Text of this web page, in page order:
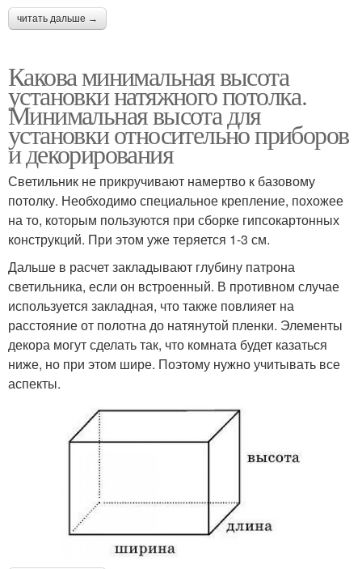
читать дальше →
Какова минимальная высота
установки натяжного потолка.
Минимальная высота для
установки относительно приборов
и декорирования
Светильник не прикручивают намертво к базовому
потолку. Необходимо специальное крепление, похожее
на то, которым пользуются при сборке гипсокартонных
конструкций. При этом уже теряется 1-3 см.
Дальше в расчет закладывают глубину патрона
светильника, если он встроенный. В противном случае
используется закладная, что также повлияет на
расстояние от полотна до натянутой пленки. Элементы
декора могут сделать так, что комната будет казаться
ниже, но при этом шире. Поэтому нужно учитывать все
аспекты.